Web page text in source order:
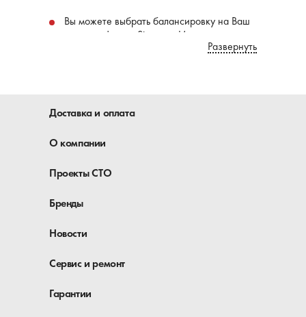
Вы можете выбрать балансировку на Ваш
вкус - от фирмы Sicam из Италии или
именитые балансировочные станки
оператора - каждый станок имеет
Грузовой балансировочный станок
обслуживать не только грузовые колеса,
грузового шиномонтажа или Вашего СТО
оборудование с доставкой во все города
Развернуть
Доставка и оплата
О компании
Проекты СТО
Бренды
Новости
Сервис и ремонт
Гарантии